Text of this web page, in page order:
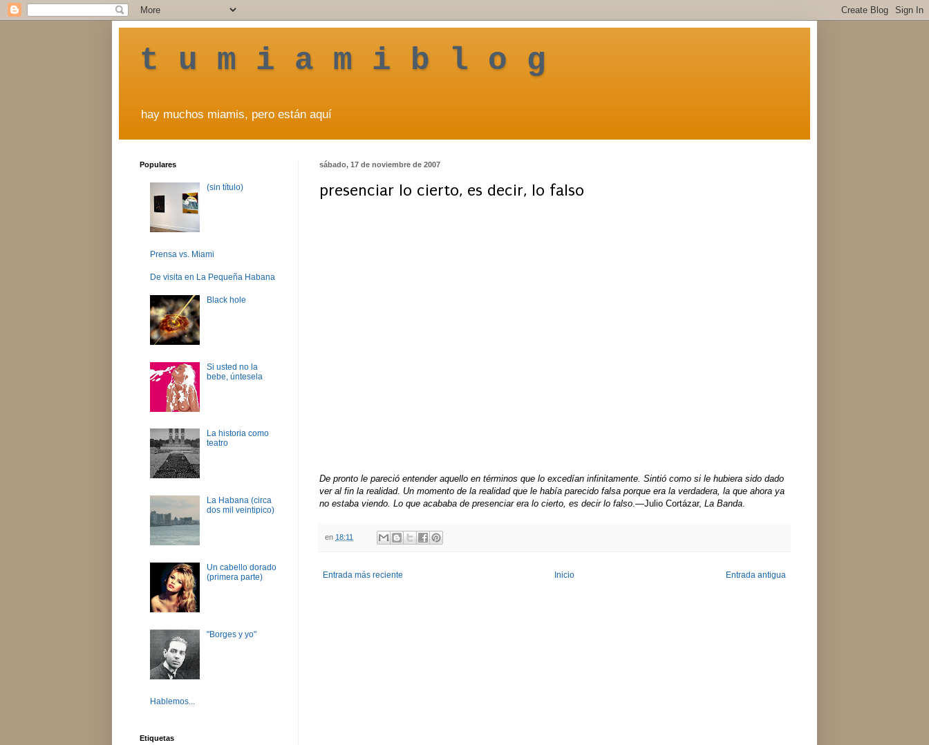
t u m i a m i b l o g
hay muchos miamis, pero están aquí
sábado, 17 de noviembre de 2007
presenciar lo cierto, es decir, lo falso
De pronto le pareció entender aquello en términos que lo excedían infinitamente. Sintió como si le hubiera sido dado
ver al fin la realidad. Un momento de la realidad que le había parecido falsa porque era la verdadera, la que ahora ya
no estaba viendo. Lo que acababa de presenciar era lo cierto, es decir lo falso .—Julio Cortázar, La Banda
en 18:11
Entrada más reciente Entrada antigua
Inicio
Populares
(sin título)
Prensa vs. Miami
De visita en La Pequeña Habana
Black hole
Si usted no la
bebe, úntesela
La historia como
teatro
La Habana (circa
dos mil veintipico)
Un cabello dorado
(primera parte)
"Borges y yo"
Hablemos...
Etiquetas